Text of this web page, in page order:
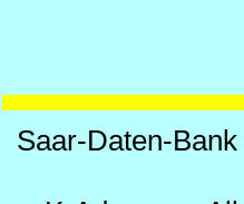
Saar-Daten-